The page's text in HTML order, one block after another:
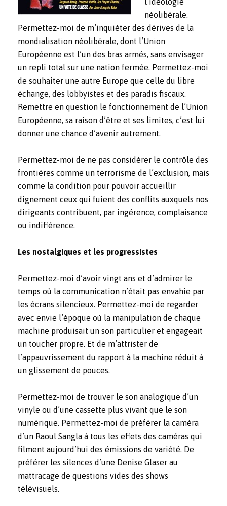
néolibérale.
Permettez-moi de m’inquiéter des dérives de la
mondialisation néolibérale, dont l’Union
Européenne est l’un des bras armés, sans envisager
un repli total sur une nation fermée. Permettez-moi
de souhaiter une autre Europe que celle du libre
échange, des lobbyistes et des paradis fiscaux.
Remettre en question le fonctionnement de l’Union
Européenne, sa raison d’être et ses limites, c’est lui
donner une chance d’avenir autrement.
Permettez-moi de ne pas considérer le contrôle des
frontières comme un terrorisme de l’exclusion, mais
comme la condition pour pouvoir accueillir
dignement ceux qui fuient des conflits auxquels nos
dirigeants contribuent, par ingérence, complaisance
ou indifférence.
Les nostalgiques et les progressistes
Permettez-moi d’avoir vingt ans et d’admirer le
temps où la communication n’était pas envahie par
les écrans silencieux. Permettez-moi de regarder
avec envie l’époque où la manipulation de chaque
machine produisait un son particulier et engageait
un toucher propre. Et de m’attrister de
l’appauvrissement du rapport à la machine réduit à
un glissement de pouces.
Permettez-moi de trouver le son analogique d’un
vinyle ou d’une cassette plus vivant que le son
numérique. Permettez-moi de préférer la caméra
d’un Raoul Sangla à tous les effets des caméras qui
filment aujourd’hui des émissions de variété. De
préférer les silences d’une Denise Glaser au
mattracage de questions vides des shows
télévisuels.